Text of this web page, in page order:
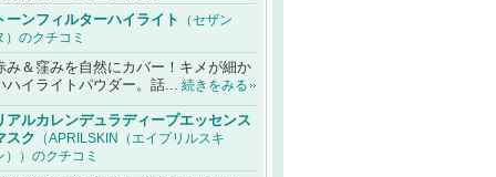
ーンフィルターハイライト
（セザン
）のクチコミ
み＆窪みを自然にカバー！キメが細か
ハイライトパウダー。話... 続きをみる
アルカレンデュラディープエッセンス
スク （APRILSKIN（エイプリルスキ
））のクチコミ